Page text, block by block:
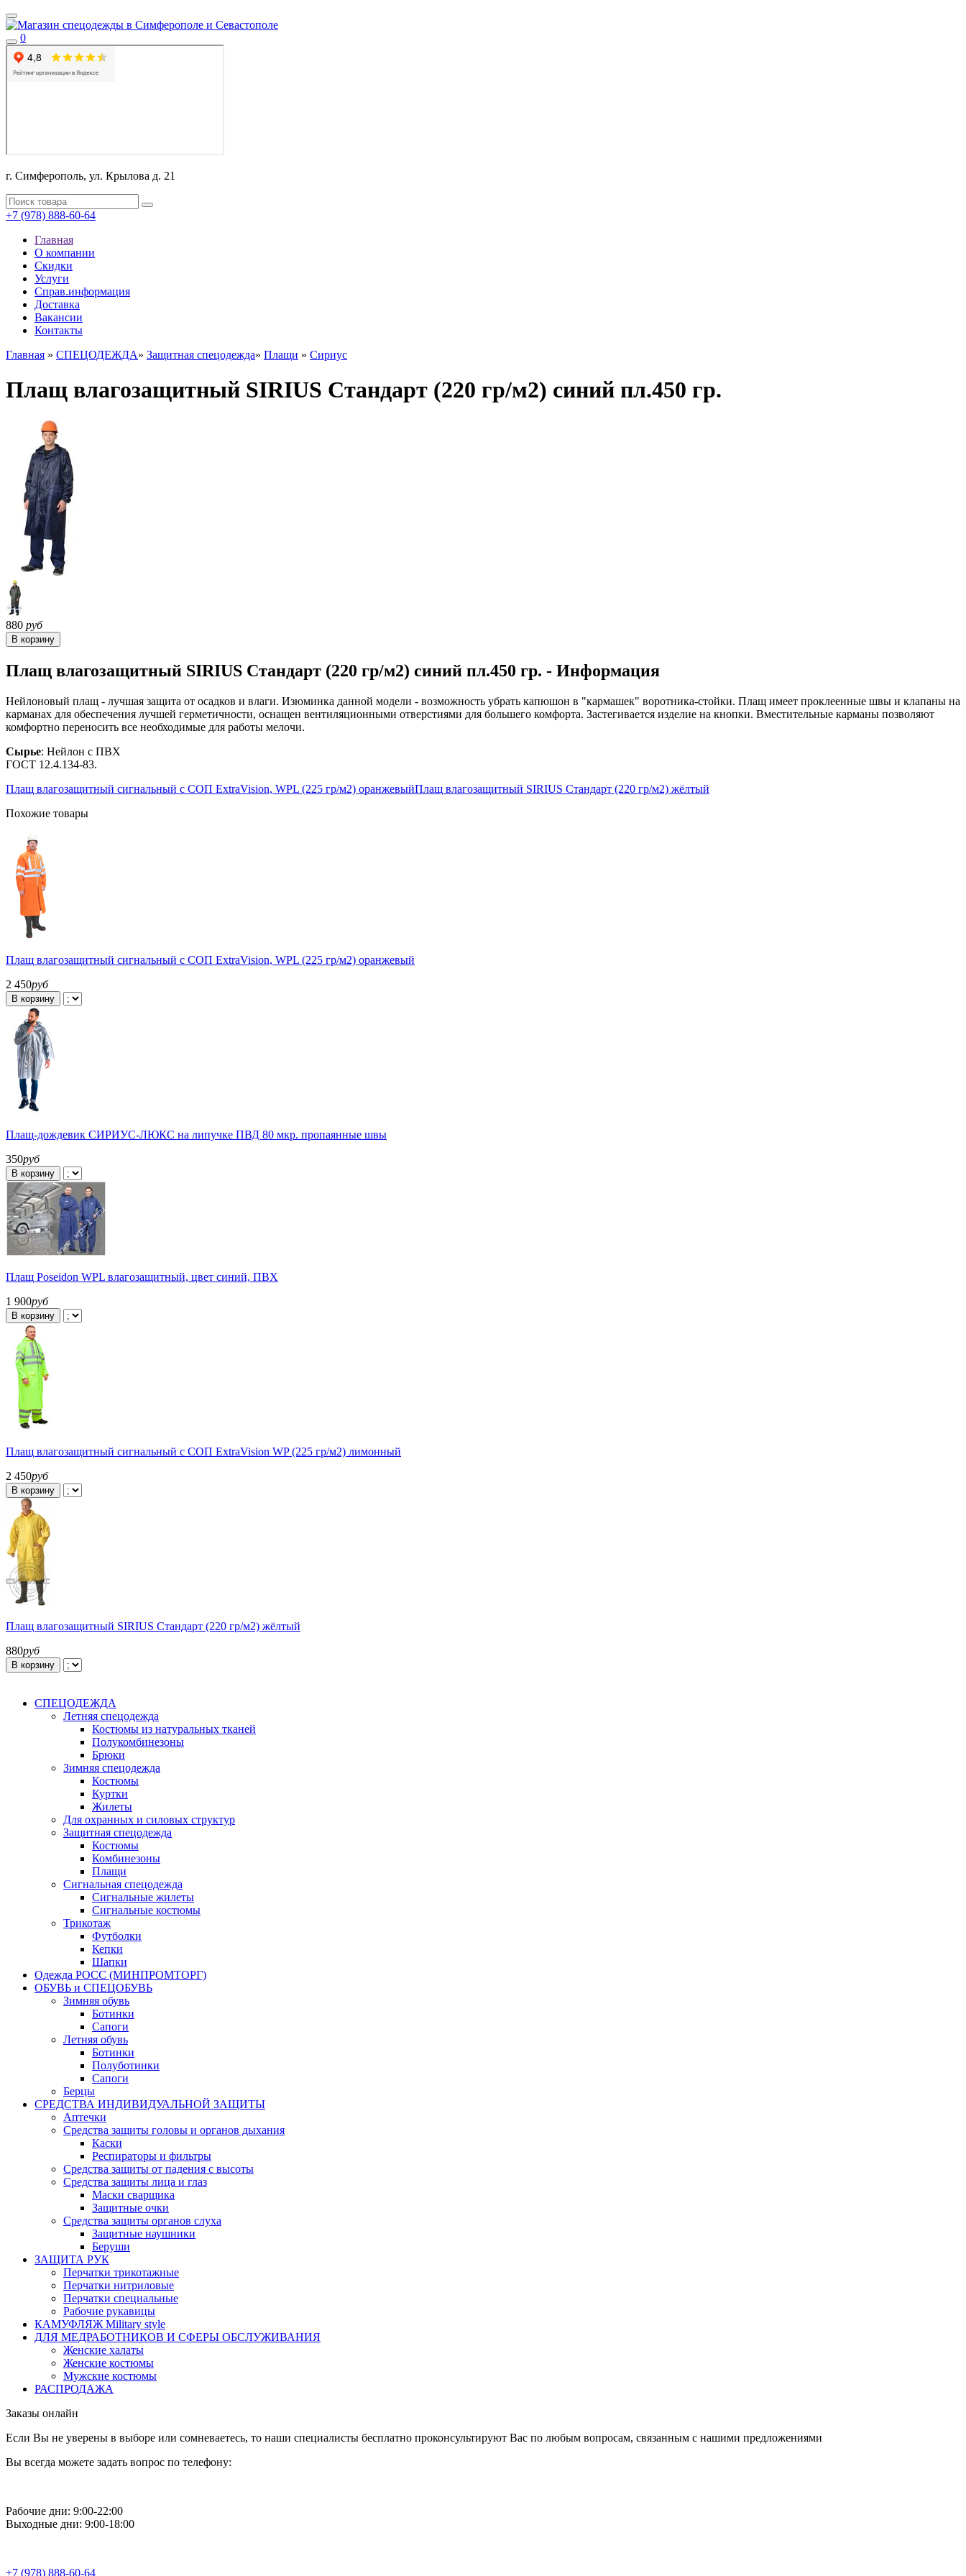
0
г. Симферополь, ул. Крылова д. 21
+7 (978) 888-60-64
Главная
О компании
Скидки
Услуги
Справ.информация
Доставка
Вакансии
Контакты
Главная » СПЕЦОДЕЖДА» Защитная спецодежда» Плащи » Сириус
Плащ влагозащитный SIRIUS Стандарт (220 гр/м2) синий пл.450 гр.
880 руб
Плащ влагозащитный SIRIUS Стандарт (220 гр/м2) синий пл.450 гр. - Информация
Нейлоновый плащ - лучшая защита от осадков и влаги. Изюминка данной модели - возможность убрать капюшон в "кармашек" воротника-стойки. Плащ имеет проклеенные швы и клапаны на
карманах для обеспечения лучшей герметичности, оснащен вентиляционными отверстиями для большего комфорта. Застегивается изделие на кнопки. Вместительные карманы позволяют
комфортно переносить все необходимые для работы мелочи.
Сырье: Нейлон с ПВХ
ГОСТ 12.4.134-83.
Плащ влагозащитный сигнальный с СОП ExtraVision, WPL (225 гр/м2) оранжевыйПлащ влагозащитный SIRIUS Стандарт (220 гр/м2) жёлтый
Похожие товары
Плащ влагозащитный сигнальный с СОП ExtraVision, WPL (225 гр/м2) оранжевый
2 450руб
В корзину
Плащ-дождевик СИРИУС-ЛЮКС на липучке ПВД 80 мкр. пропаянные швы
350руб
В корзину
Плащ Poseidon WPL влагозащитный, цвет синий, ПВХ
1 900руб
В корзину
Плащ влагозащитный сигнальный с СОП ExtraVision WP (225 гр/м2) лимонный
2 450руб
В корзину
Плащ влагозащитный SIRIUS Стандарт (220 гр/м2) жёлтый
880руб
В корзину
СПЕЦОДЕЖДА
Летняя спецодежда
Костюмы из натуральных тканей
Полукомбинезоны
Брюки
Зимняя спецодежда
Костюмы
Куртки
Жилеты
Для охранных и силовых структур
Защитная спецодежда
Костюмы
Комбинезоны
Плащи
Сигнальная спецодежда
Сигнальные жилеты
Сигнальные костюмы
Трикотаж
Футболки
Кепки
Шапки
Одежда РОСС (МИНПРОМТОРГ)
ОБУВЬ и СПЕЦОБУВЬ
Зимняя обувь
Ботинки
Сапоги
Летняя обувь
Ботинки
Полуботинки
Сапоги
Берцы
СРЕДСТВА ИНДИВИДУАЛЬНОЙ ЗАЩИТЫ
Аптечки
Средства защиты головы и органов дыхания
Каски
Респираторы и фильтры
Средства защиты от падения с высоты
Средства защиты лица и глаз
Маски сварщика
Защитные очки
Средства защиты органов слуха
Защитные наушники
Беруши
ЗАЩИТА РУК
Перчатки трикотажные
Перчатки нитриловые
Перчатки специальные
Рабочие рукавицы
КАМУФЛЯЖ Military style
ДЛЯ МЕДРАБОТНИКОВ И СФЕРЫ ОБСЛУЖИВАНИЯ
Женские халаты
Женские костюмы
Мужские костюмы
РАСПРОДАЖА
Заказы онлайн
Если Вы не уверены в выборе или сомневаетесь, то наши специалисты бесплатно проконсультируют Вас по любым вопросам, связанным с нашими предложениями
Вы всегда можете задать вопрос по телефону:
Рабочие дни: 9:00-22:00
Выходные дни: 9:00-18:00
+7 (978) 888-60-64